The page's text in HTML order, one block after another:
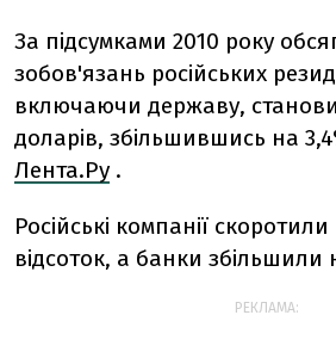
За підсумками 2010 року
зобов'язань російських
включаючи державу,
доларів, збільшившись на
Лента.Ру .
Російські компанії
відсоток, а банки збільшили
РЕКЛАМА: